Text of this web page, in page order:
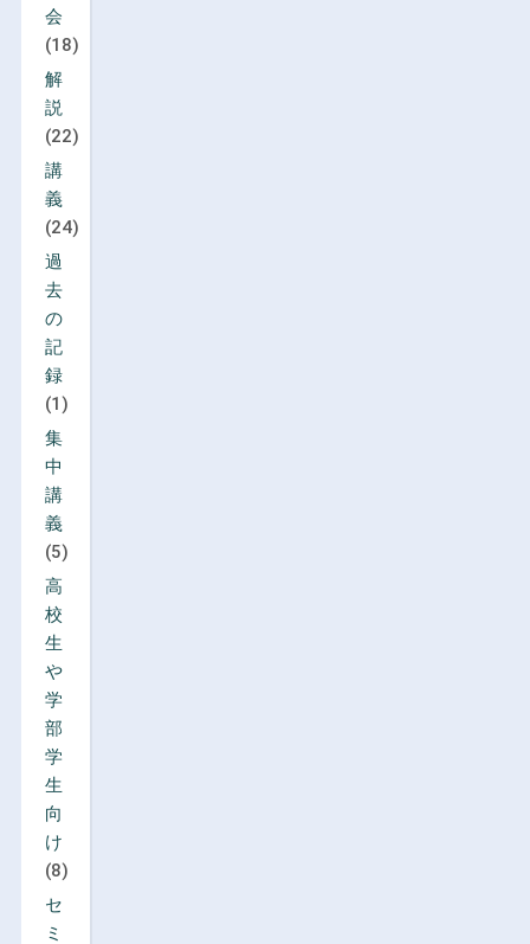
会
(18)
解
説
(22)
講
義
(24)
過
去
の
記
録
(1)
集
中
講
義
(5)
高
校
生
や
学
部
学
生
向
け
(8)
セ
ミ